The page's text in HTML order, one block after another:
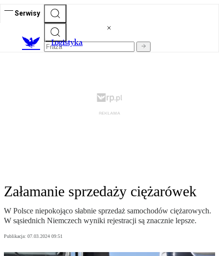
Serwisy
Logistyka
Załamanie sprzedaży ciężarówek
W Polsce niepokojąco słabnie sprzedaż samochodów ciężarowych.
W sąsiednich Niemczech wyniki rejestracji są znacznie lepsze.
Publikacja: 07.03.2024 09:51